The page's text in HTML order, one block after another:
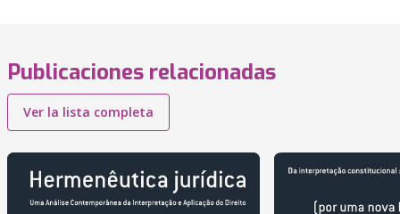
Publicaciones relacionadas
Ver la lista completa